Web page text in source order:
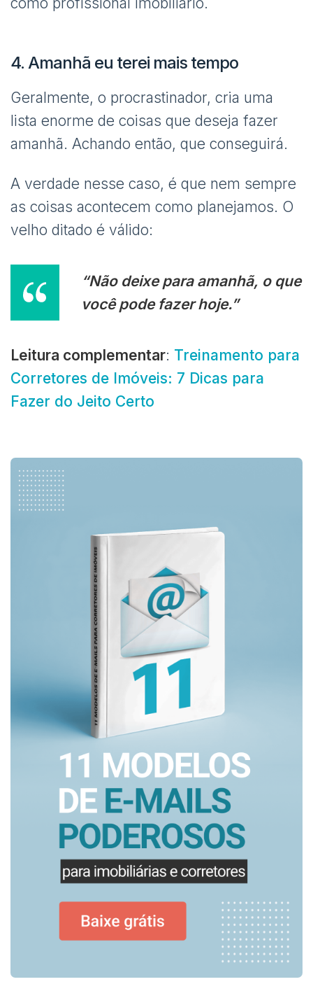
4. Amanhã eu terei mais tempo
Geralmente, o procrastinador, cria uma
lista enorme de coisas que deseja fazer
amanhã. Achando então, que conseguirá.
A verdade nesse caso, é que nem sempre
as coisas acontecem como planejamos. O
velho ditado é válido:
“Não deixe para amanhã, o que
você pode fazer hoje.”
Leitura complementar: Treinamento para
Corretores de Imóveis: 7 Dicas para
Fazer do Jeito Certo